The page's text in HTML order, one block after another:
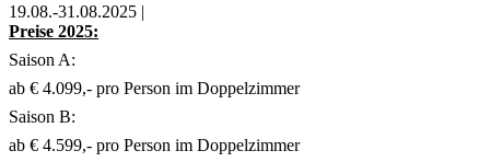
19.08.-31.08.2025 |
Preise 2025:
Saison A:
ab € 4.099,- pro Person im Doppelzimmer
Saison B:
ab € 4.599,- pro Person im Doppelzimmer